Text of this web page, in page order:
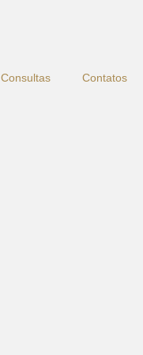
Consultas Contatos